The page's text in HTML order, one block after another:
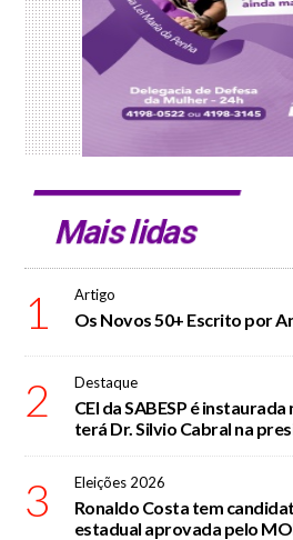
Mais lidas
1 Artigo
Os Novos 50+ Escrito por
2 Destaque
CEI da SABESP é
terá Dr. Silvio Cabral na
3 Eleições 2026
Ronaldo Costa tem
estadual aprovada pelo